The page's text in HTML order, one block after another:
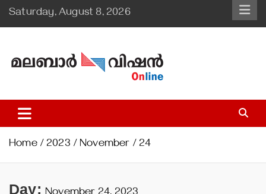
Skip
to
Saturday, August 8, 2026
Malabar Vision Online
Illuminating Diocesan News with Divine Clarity.
Home 2023 November 24